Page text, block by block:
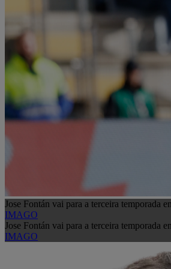
Jose Fontán vai para a terceira temporada
IMAGO
Jose Fontán vai para a terceira temporada
IMAGO